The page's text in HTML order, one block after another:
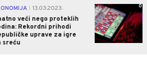
13.03.2023.
veći nego proteklih
Rekordni prihodi
uprave za igre
sreću
0